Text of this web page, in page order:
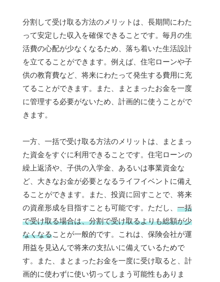
分割して受け取る方法のメリットは、長期間にわた
って安定した収入を確保できることです。毎月の生
活費の心配が少なくなるため、落ち着いた生活設計
を立てることができます。例えば、住宅ローンや子
供の教育費など、将来にわたって発生する費用に充
てることができます。また、まとまったお金を一度
に管理する必要がないため、計画的に使うことがで
きます。
一方、一括で受け取る方法のメリットは、まとまっ
た資金をすぐに利用できることです。住宅ローンの
繰上返済や、子供の入学金、あるいは事業資金な
ど、大きなお金が必要となるライフイベントに備え
ることができます。また、投資に回すことで、将来
の資産形成を目指すことも可能です。ただし、 一括
で受け取る場合は、分割で受け取るよりも総額が少
なくなることが一般的です。これは、保険会社が運
用益を見込んで将来の支払いに備えているためで
す。また、まとまったお金を一度に受け取ると、計
画的に使わずに使い切ってしまう可能性もありま